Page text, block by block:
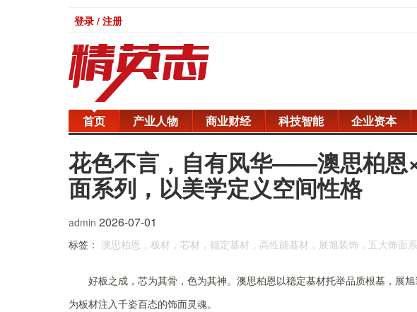
登录 / 注册
首页 产业人物 商业财经 科技智能 企业资本
花色不言，自有风华——澳思柏恩
面系列，以美学定义空间性格
admin 2026-07-01
标签： 澳思柏恩，板材，芯材，稳定基材，高性能基材，展旭装饰，五大饰面
好板之成，芯为其骨，色为其神。澳思柏恩以稳定基材托举品质根基，展
为板材注入千姿百态的饰面灵魂。